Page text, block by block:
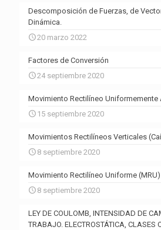
Descomposición de Fuerzas, de
Dinámica.
20 marzo 2022
Factores de Conversión
24 septiembre 2020
Movimiento Rectilíneo Uniformemente
15 septiembre 2020
Movimientos Rectilíneos Verticales
8 septiembre 2020
Movimiento Rectilíneo Uniforme (MRU)
8 septiembre 2020
LEY DE COULOMB, INTENSIDAD DE
TRABAJO. ELECTROSTÁTICA, CLASES